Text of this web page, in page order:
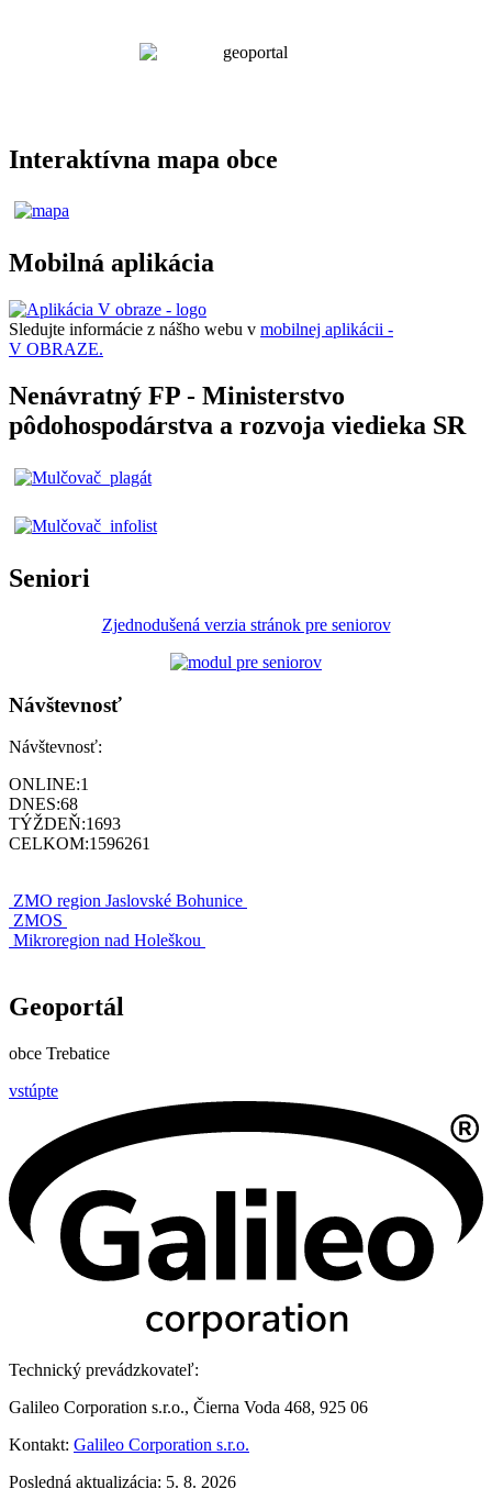
Interaktívna mapa obce
Mobilná aplikácia
Sledujte informácie z nášho webu v mobilnej aplikácii -
V OBRAZE.
Nenávratný FP - Ministerstvo
pôdohospodárstva a rozvoja viedieka SR
Seniori
Zjednodušená verzia stránok pre seniorov
Návštevnosť
Návštevnosť:
ONLINE:1
DNES:68
TÝŽDEŇ:1693
CELKOM:1596261
ZMO region Jaslovské Bohunice
ZMOS
Mikroregion nad Holeškou
Geoportál
obce Trebatice
vstúpte
Technický prevádzkovateľ:
Galileo Corporation s.r.o., Čierna Voda 468, 925 06
Kontakt: Galileo Corporation s.r.o.
Posledná aktualizácia: 5. 8. 2026